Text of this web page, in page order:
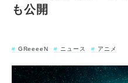
も公開
GReeeeN ニュース アニメ